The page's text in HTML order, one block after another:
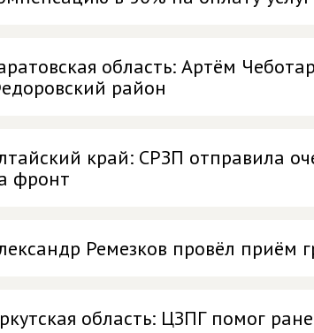
область: Артём
район
край: СРЗП отправила
фронт
Ремезков провёл приём
область: ЦЗПГ помог